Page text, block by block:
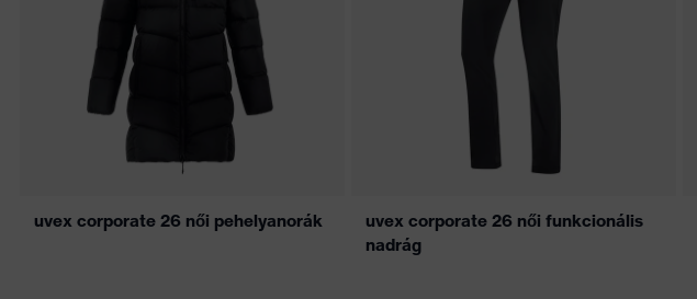
uvex corporate 26 női pehelyanorák
uvex corporate 26 női funkcionális
nadrág